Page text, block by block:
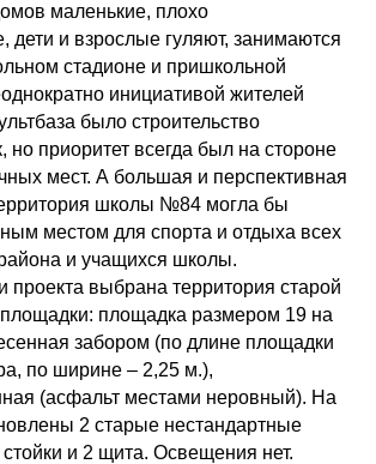
маленькие, плохо
дети и взрослые гуляют, занимаются
стадионе и пришкольной
инициативой жителей
было строительство
но приоритет всегда был на стороне
мест. А большая и перспективная
школы №84 могла бы
местом для спорта и отдыха всех
и учащихся школы.
проекта выбрана территория старой
площадки: площадка размером 19 на
забором (по длине площадки
по ширине – 2,25 м.),
(асфальт местами неровный). На
2 старые нестандартные
и 2 щита. Освещения нет.